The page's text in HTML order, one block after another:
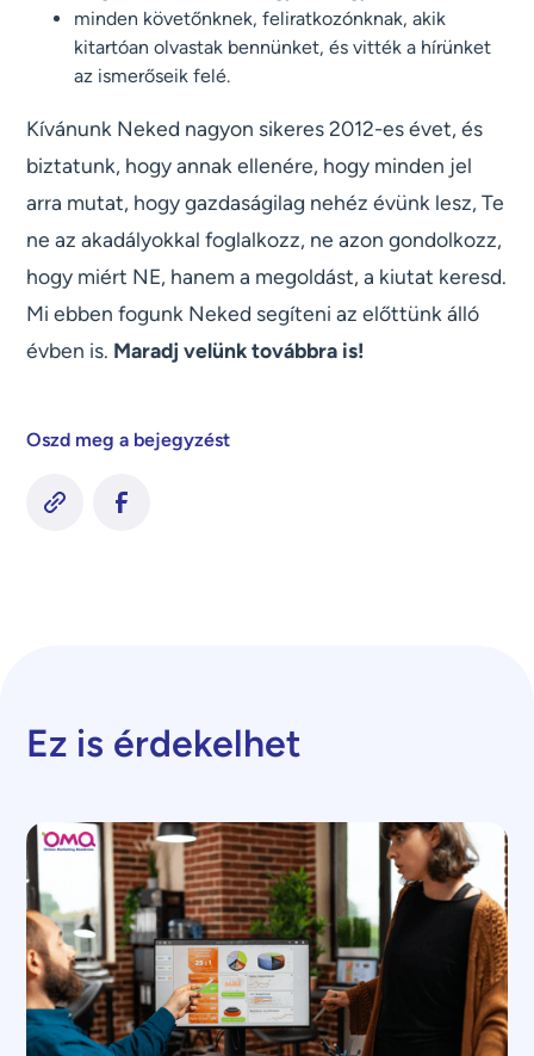
minden követőnknek, feliratkozónknak, akik
kitartóan olvastak bennünket, és vitték a hírünket
az ismerőseik felé.
Kívánunk Neked nagyon sikeres 2012-es évet, és
biztatunk, hogy annak ellenére, hogy minden jel
arra mutat, hogy gazdaságilag nehéz évünk lesz, Te
ne az akadályokkal foglalkozz, ne azon gondolkozz,
hogy miért NE, hanem a megoldást, a kiutat keresd.
Mi ebben fogunk Neked segíteni az előttünk álló
évben is. Maradj velünk továbbra is!
Oszd meg a bejegyzést
Ez is érdekelhet